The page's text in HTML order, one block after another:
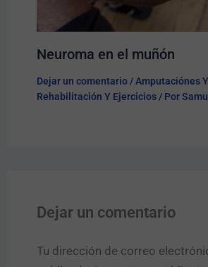
Neuroma en el muñón
Dejar un comentario /Amputaciónes
Rehabilitación Y Ejercicios/ Por
Dejar un comentario
Tu dirección de correo